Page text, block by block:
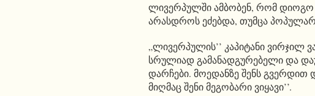
ლივერპულში ამბობენ, რომ
არასდროს ეძებდა, თუმცა
„ლივერპულის’’ კაპიტანი ვირჯილ
სრულიად გამანადგურებელი და
დარჩები. მოედანზე შენს
მიღმაც შენი მეგობარი ვიყავი’’.